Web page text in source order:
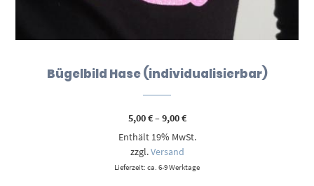
Bügelbild Hase (individualisierbar)
5,00€–9,00€Preisspanne:
bis
Enthält 19% MwSt.
zzgl.Versand
Lieferzeit: ca. 6-9 Werktage